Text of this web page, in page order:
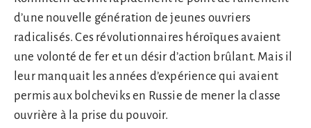
d’une nouvelle génération de jeunes ouvriers
radicalisés. Ces révolutionnaires héroïques avaient
une volonté de fer et un désir d’action brûlant. Mais il
leur manquait les années d’expérience qui avaient
permis aux bolcheviks en Russie de mener la classe
ouvrière à la prise du pouvoir.